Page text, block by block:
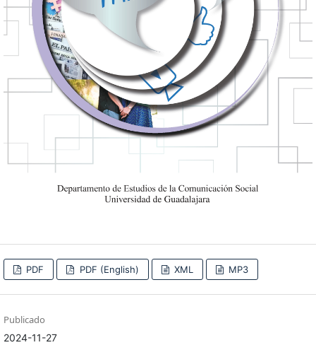
PDF PDF (English) XML MP3
Publicado
2024-11-27